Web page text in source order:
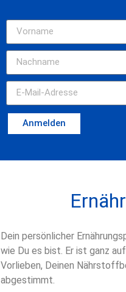
Anmelden
Dein persönlicher
wie Du es bist. Er ist ganz
Vorlieben, Deinen
abgestimmt.